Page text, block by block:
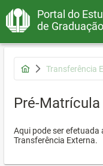
Portal do
de Graduação
Transferência
Pré-Matrícula
Aqui pode ser
Transferência Externa.